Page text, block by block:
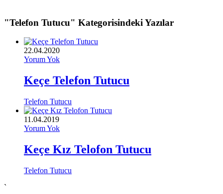
"Telefon Tutucu" Kategorisindeki Yazılar
22.04.2020
Yorum Yok
Keçe Telefon Tutucu
Telefon Tutucu
11.04.2019
Yorum Yok
Keçe Kız Telofon Tutucu
Telefon Tutucu
`